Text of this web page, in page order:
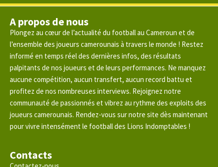
A propos de nous
Plongez au cœur de l’actualité du football au Cameroun et de
l’ensemble des joueurs camerounais à travers le monde ! Restez
informé en temps réel des dernières infos, des résultats
palpitants de nos joueurs et de leurs performances. Ne manquez
aucune compétition, aucun transfert, aucun record battu et
profitez de nos nombreuses interviews. Rejoignez notre
communauté de passionnés et vibrez au rythme des exploits des
joueurs camerounais. Rendez-vous sur notre site dès maintenant
pour vivre intensément le football des Lions Indomptables !
Contacts